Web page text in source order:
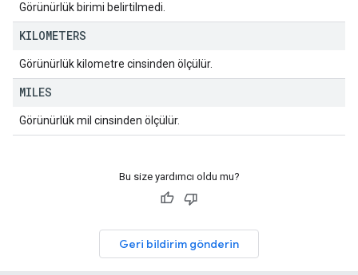
Görünürlük birimi belirtilmedi.
KILOMETERS
Görünürlük kilometre cinsinden ölçülür.
MILES
Görünürlük mil cinsinden ölçülür.
Bu size yardımcı oldu mu?
Geri bildirim gönderin